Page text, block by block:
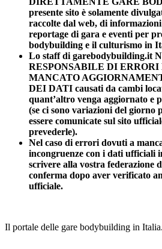
presente sito è solamente
raccolte dal web, di
reportage di gara e eventi per
bodybuilding e il culturismo in
Lo staff di garebodybuilding.it
RESPONSABILE DI
MANCATO
DEI DATI causati da cambi
quant’altro venga aggiornato e
(se ci sono variazioni del giorno
essere comunicate sul sito
prevederle).
Nel caso di errori dovuti a
incongruenze con i dati ufficiali
scrivere alla vostra federazione
conferma dopo aver verificato
ufficiale.
Il portale delle gare bodybuilding in Italia.